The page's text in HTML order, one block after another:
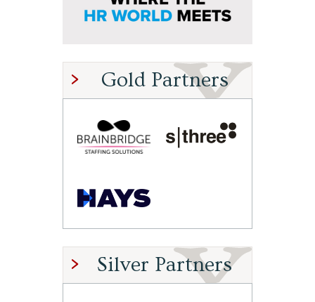
Gold Partners
Silver Partners